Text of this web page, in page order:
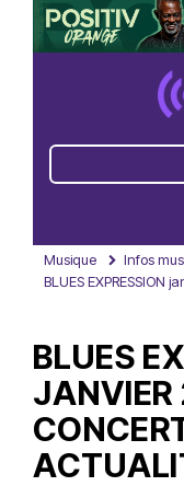
Musique
Infos
BLUES
BLUES